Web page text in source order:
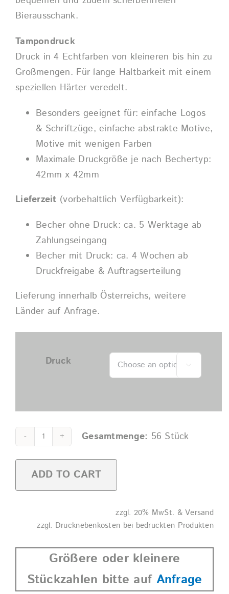
Bierausschank.
Tampondruck
Druck in 4 Echtfarben von kleineren bis hin zu
Großmengen. Für lange Haltbarkeit mit einem
speziellen Härter veredelt.
Besonders geeignet für: einfache Logos
& Schriftzüge, einfache abstrakte Motive,
Motive mit wenigen Farben
Maximale Druckgröße je nach Bechertyp:
42mm x 42mm
Lieferzeit (vorbehaltlich Verfügbarkeit):
Becher ohne Druck: ca. 5 Werktage ab
Zahlungseingang
Becher mit Druck: ca. 4 Wochen ab
Druckfreigabe & Auftragserteilung
Lieferung innerhalb Österreichs, weitere
Länder auf Anfrage.
Druck 
Bierkrug
0,4l
SAN
glasklar
Gesamtmenge: 56 Stück
ADD TO CART
zzgl. 20% MwSt. & Versand
zzgl. Drucknebenkosten bei bedruckten Produkten
Größere oder kleinere
Stückzahlen bitte auf Anfrage